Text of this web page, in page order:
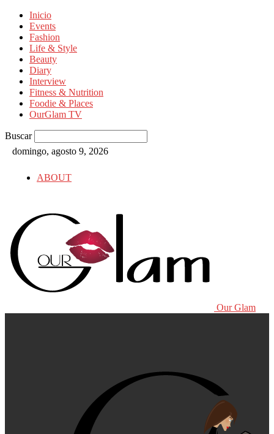
Inicio
Events
Fashion
Life & Style
Beauty
Diary
Interview
Fitness & Nutrition
Foodie & Places
OurGlam TV
Buscar
domingo, agosto 9, 2026
ABOUT
Our Glam